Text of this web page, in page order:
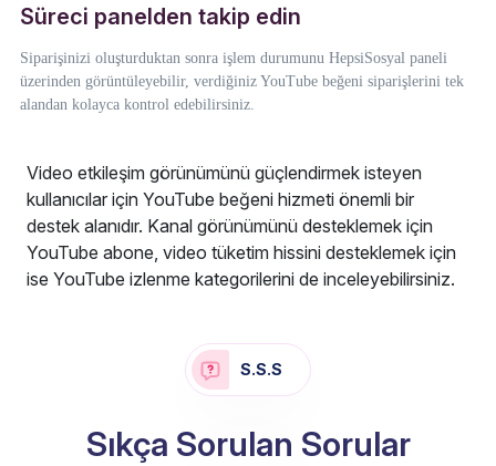
Süreci panelden takip edin
Siparişinizi oluşturduktan sonra işlem durumunu HepsiSosyal paneli
üzerinden görüntüleyebilir, verdiğiniz YouTube beğeni siparişlerini tek
alandan kolayca kontrol edebilirsiniz.
Video etkileşim görünümünü güçlendirmek isteyen
kullanıcılar için YouTube beğeni hizmeti önemli bir
destek alanıdır. Kanal görünümünü desteklemek için
YouTube abone, video tüketim hissini desteklemek için
ise YouTube izlenme kategorilerini de inceleyebilirsiniz.
S.S.S
Sıkça Sorulan Sorular